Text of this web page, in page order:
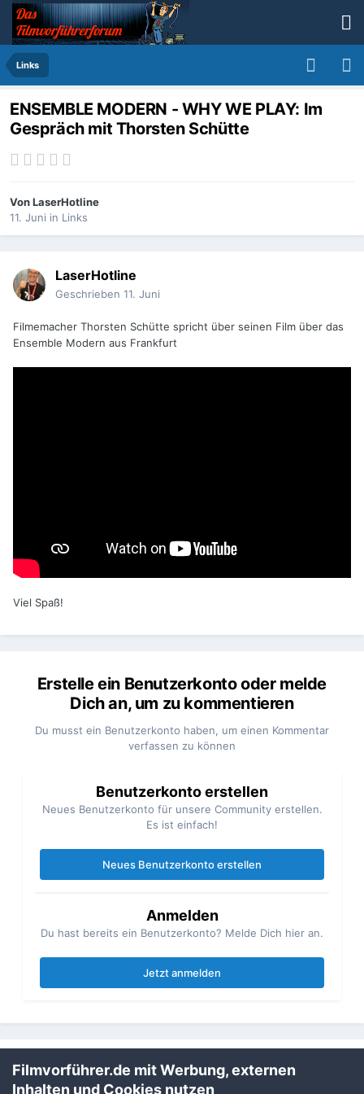
Links
ENSEMBLE MODERN - WHY WE PLAY: Im
Gespräch mit Thorsten Schütte
VonLaserHotline
11. Juni in Links
LaserHotline
Geschrieben 11. Juni
Filmemacher Thorsten Schütte spricht über seinen Film über das
Ensemble Modern aus Frankfurt
Viel Spaß!
Erstelle ein Benutzerkonto oder melde
Dich an, um zu kommentieren
Du musst ein Benutzerkonto haben, um einen Kommentar
verfassen zu können
Benutzerkonto erstellen
Neues Benutzerkonto für unsere Community erstellen.
Es ist einfach!
Neues Benutzerkonto erstellen
Anmelden
Du hast bereits ein Benutzerkonto? Melde Dich hier an.
Jetzt anmelden
Teilen Folgen
Filmvorführer.de mit Werbung, externen
Inhalten und Cookies nutzen